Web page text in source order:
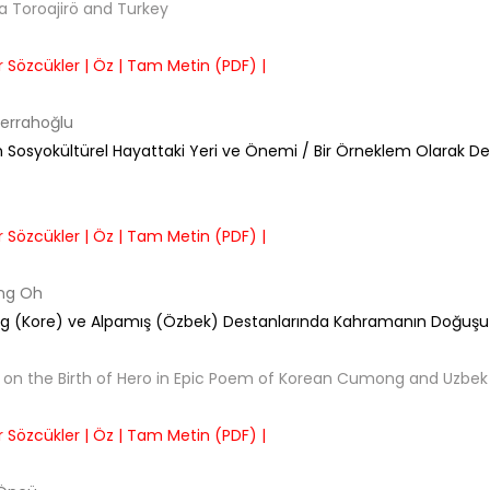
Toroajirö and Turkey
Sözcükler | Öz | Tam Metin (PDF) |
Sosyokültürel Hayattaki Yeri ve Önemi / Bir Örneklem Olarak
Sözcükler | Öz | Tam Metin (PDF) |
Oh
(Kore) ve Alpamış (Özbek) Destanlarında Kahramanın
on the Birth of Hero in Epic Poem of Korean Cumong and
Sözcükler | Öz | Tam Metin (PDF) |